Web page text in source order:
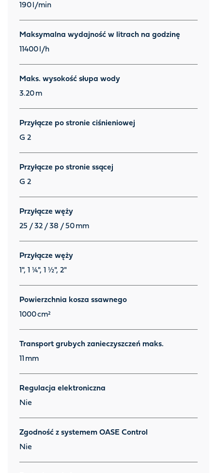
190 l/min
Maksymalna wydajność w litrach na godzinę
11400 l/h
Maks. wysokość słupa wody
3.20 m
Przyłącze po stronie ciśnieniowej
G 2
Przyłącze po stronie ssącej
G 2
Przyłącze węży
25 / 32 / 38 / 50 mm
Przyłącze węży
1", 1 ¼", 1 ½", 2"
Powierzchnia kosza ssawnego
1000cm²
Transport grubych zanieczyszczeń maks.
mm
Regulacja elektroniczna
Nie
Zgodność z systemem OASE Control
Nie